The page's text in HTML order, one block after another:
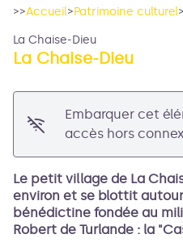
>>Accueil>Patrimoine culturel>
La Chaise-Dieu
La Chaise-Dieu
Embarquer cet
accès hors
Le petit village de La
environ et se blottit
bénédictine fondée au
Robert de Turlande : la